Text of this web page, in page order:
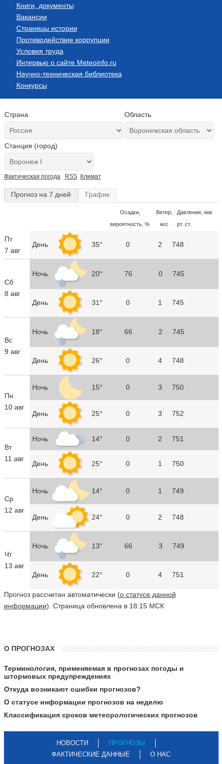
Книги, документы
Вакансии
Страницы истории
Противодействие коррупции
Условия труда
Интервью о сайте Meteoinfo.ru
Научно-техническая библиотека
Конкурсы
Страна Область
Станция (город)
Фактическая погода RSS Климат
Прогноз на 7 дней График
Осадки,
вероятность, %
Ветер,
м/с
Давление, мм
рт. ст.
Пт
7 авг
День 35° 0 2 748
Сб
8 авг
Ночь 20° 76 0 745
День 31° 0 1 745
Вс
9 авг
Ночь 18° 66 2 745
День 26° 0 4 748
Пн
10 авг
Ночь 15° 0 3 750
День 25° 0 3 752
Вт
11 авг
Ночь 14° 0 2 751
День 25° 0 1 750
Ср
12 авг
Ночь 14° 0 1 749
День 24° 0 2 748
Чт
13 авг
Ночь 13° 66 3 749
День 22° 0 4 751
Прогноз рассчитан автоматически (о статусе данной
информации). Страница обновлена в 18:15 МСК
О ПРОГНОЗАХ
Терминология, применяемая в прогнозах погоды и
штормовых предупреждениях
Откуда возникают ошибки прогнозов?
О статусе информации прогнозов на неделю
Классификация сроков метеорологических прогнозов
НОВОСТИ
ПРОГНОЗЫ
ФАКТИЧЕСКИЕ ДАННЫЕ
О НАС